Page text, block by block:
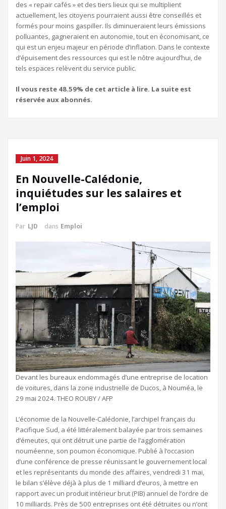
des « repair cafés » et des tiers lieux qui se multiplient
actuellement, les citoyens pourraient aussi être conseillés et
formés pour moins gaspiller. Ils diminueraient leurs émissions
polluantes, gagneraient en autonomie, tout en économisant, ce
qui est un enjeu majeur en période d’inflation. Dans le contexte
d’épuisement des ressources qui est le nôtre aujourd’hui, de
tels espaces relèvent du service public.
Il vous reste 48.59% de cet article à lire. La suite est
réservée aux abonnés.
Juin 1, 2024
En Nouvelle-Calédonie,
inquiétudes sur les salaires et
l’emploi
Par LJD dans Emploi
Devant les bureaux endommagés d’une entreprise de location
de voitures, dans la zone industrielle de Ducos, à Nouméa, le
29 mai 2024. THEO ROUBY / AFP
L’économie de la Nouvelle-Calédonie, l’archipel français du
Pacifique Sud, a été littéralement balayée par trois semaines
d’émeutes, qui ont détruit une partie de l’agglomération
nouméenne, son poumon économique. Publié à l’occasion
d’une conférence de presse réunissant le gouvernement local
et les représentants du monde des affaires, vendredi 31 mai,
le bilan s’élève déjà à plus de 1 milliard d’euros, à mettre en
rapport avec un produit intérieur brut (PIB) annuel de l’ordre de
10 milliards. Près de 500 entreprises ont été détruites ou n’ont